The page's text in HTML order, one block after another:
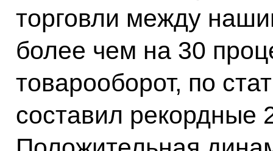
торговли между
более чем на 30
товарооборот, по
составил рекордные